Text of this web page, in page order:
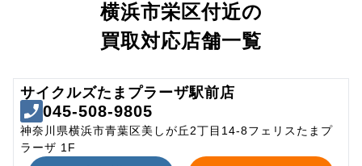
横浜市栄区付近の
買取対応店舗一覧
サイクルズたまプラーザ駅前店
045-508-9805
神奈川県横浜市青葉区美しが丘2丁目14-8フェリスたまプ
ラーザ 1F